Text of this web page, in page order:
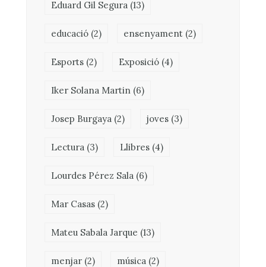
Eduard Gil Segura (13)
educació (2) ensenyament (2)
Esports (2) Exposició (4)
Iker Solana Martin (6)
Josep Burgaya (2) joves (3)
Lectura (3) Llibres (4)
Lourdes Pérez Sala (6)
Mar Casas (2)
Mateu Sabala Jarque (13)
menjar (2) música (2)